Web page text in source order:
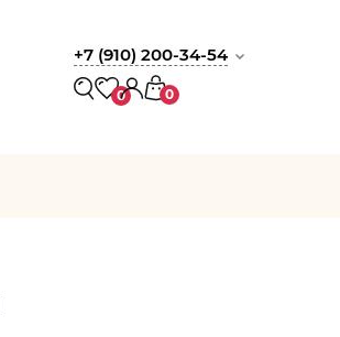
+7 (910) 200-34-54
0 0